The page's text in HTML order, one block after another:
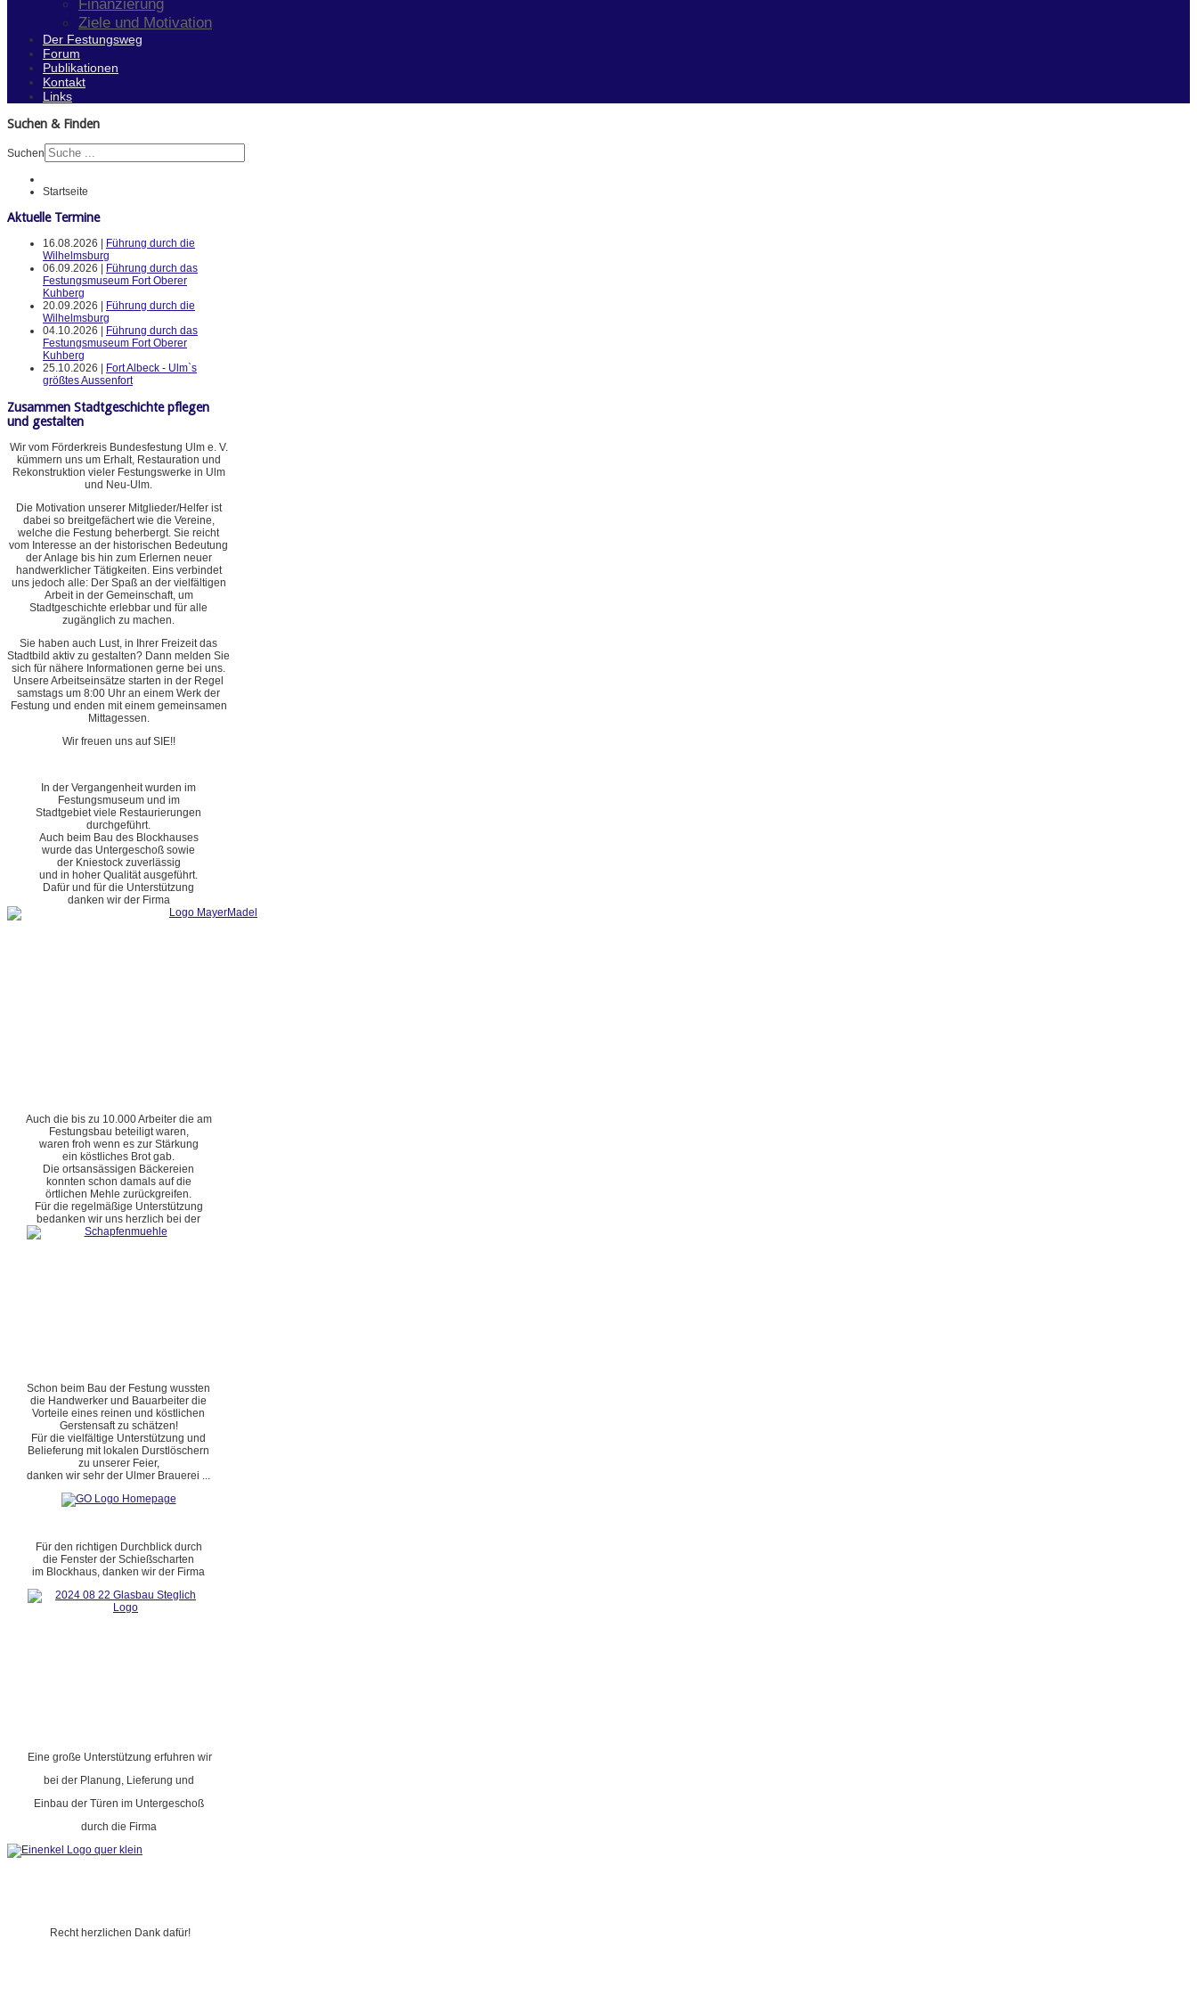
Finanzierung
Ziele und Motivation
Der Festungsweg
Forum
Publikationen
Kontakt
Links
Suchen & Finden
Suchen
Startseite
Aktuelle Termine
16.08.2026 |
Führung durch die
Wilhelmsburg
06.09.2026 |
Führung durch das
Festungsmuseum Fort Oberer
Kuhberg
20.09.2026 |
Führung durch die
Wilhelmsburg
04.10.2026 |
Führung durch das
Festungsmuseum Fort Oberer
Kuhberg
25.10.2026 |
Fort Albeck - Ulm`s
größtes Aussenfort
Zusammen Stadtgeschichte pflegen
und gestalten
Wir vom Förderkreis Bundesfestung Ulm e. V.
kümmern uns um Erhalt, Restauration und
Rekonstruktion vieler Festungswerke in Ulm
und Neu-Ulm.
Die Motivation unserer Mitglieder/Helfer ist
dabei so breitgefächert wie die Vereine,
welche die Festung beherbergt. Sie reicht
vom Interesse an der historischen Bedeutung
der Anlage bis hin zum Erlernen neuer
handwerklicher Tätigkeiten. Eins verbindet
uns jedoch alle: Der Spaß an der vielfältigen
Arbeit in der Gemeinschaft, um
Stadtgeschichte erlebbar und für alle
zugänglich zu machen.
Sie haben auch Lust, in Ihrer Freizeit das
Stadtbild aktiv zu gestalten? Dann melden Sie
sich für nähere Informationen gerne bei uns.
Unsere Arbeitseinsätze starten in der Regel
samstags um 8:00 Uhr an einem Werk der
Festung und enden mit einem gemeinsamen
Mittagessen.
Wir freuen uns auf SIE!!
In der Vergangenheit wurden im
Festungsmuseum und im
Stadtgebiet viele Restaurierungen
durchgeführt.
Auch beim Bau des Blockhauses
wurde das Untergeschoß sowie
der Kniestock zuverlässig
und in hoher Qualität ausgeführt.
Dafür und für die Unterstützung
danken wir der Firma
Auch die bis zu 10.000 Arbeiter die am
Festungsbau beteiligt waren,
waren froh wenn es zur Stärkung
ein köstliches Brot gab.
Die ortsansässigen Bäckereien
konnten schon damals auf die
örtlichen Mehle zurückgreifen.
Für die regelmäßige Unterstützung
bedanken wir uns herzlich bei der
Schon beim Bau der Festung wussten
die Handwerker und Bauarbeiter die
Vorteile eines reinen und köstlichen
Gerstensaft zu schätzen!
Für die vielfältige Unterstützung und
Belieferung mit lokalen Durstlöschern
zu unserer Feier,
danken wir sehr der Ulmer Brauerei ...
Für den richtigen Durchblick durch
die Fenster der Schießscharten
im Blockhaus, danken wir der Firma
Eine große Unterstützung erfuhren wir
bei der Planung, Lieferung und
Einbau der Türen im Untergeschoß
durch die Firma
Recht herzlichen Dank dafür!